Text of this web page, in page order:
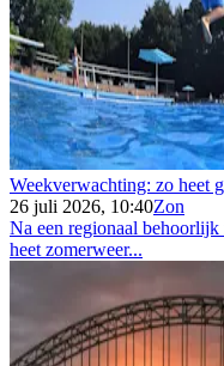
Weekverwachting: zo heet
26 juli 2026, 10:40Zon
Na een regionaal behoorlijk
heet zomerweer...